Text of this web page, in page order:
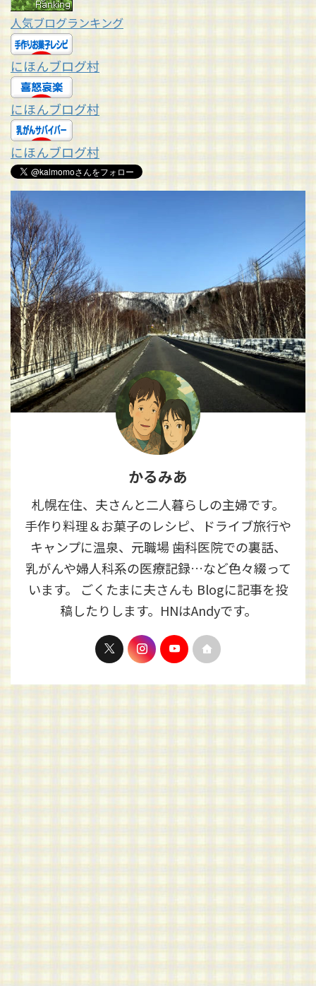
人気ブログランキング
にほんブログ村
にほんブログ村
にほんブログ村
かるみあ
札幌在住、夫さんと二人暮らしの主婦です。
手作り料理＆お菓子のレシピ、ドライブ旅行や
キャンプに温泉、元職場 歯科医院での裏話、
乳がんや婦人科系の医療記録…など色々綴って
います。 ごくたまに夫さんも Blogに記事を投
稿したりします。HNはAndyです。